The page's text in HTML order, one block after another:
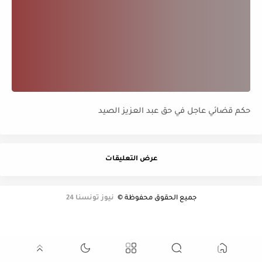
حكم قضائي عاجل في حق عبد العزيز الصيد
عرض التعليقات
جميع الحقوق محفوظة © نيوز تونسنا 24